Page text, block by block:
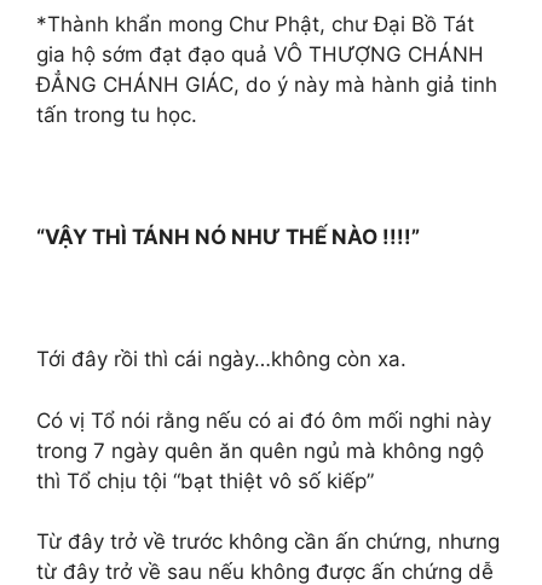
*Thành khẩn mong Chư Phật, chư Đại Bồ Tát
gia hộ sớm đạt đạo quả VÔ THƯỢNG CHÁNH
ĐẲNG CHÁNH GIÁC, do ý này mà hành giả tinh
tấn trong tu học.
“VẬY THÌ TÁNH NÓ NHƯ THẾ NÀO !!!!”
Tới đây rồi thì cái ngày…không còn xa.
Có vị Tổ nói rằng nếu có ai đó ôm mối nghi này
trong 7 ngày quên ăn quên ngủ mà không ngộ
thì Tổ chịu tội “bạt thiệt vô số kiếp”
Từ đây trở về trước không cần ấn chứng, nhưng
từ đây trở về sau nếu không được ấn chứng dễ